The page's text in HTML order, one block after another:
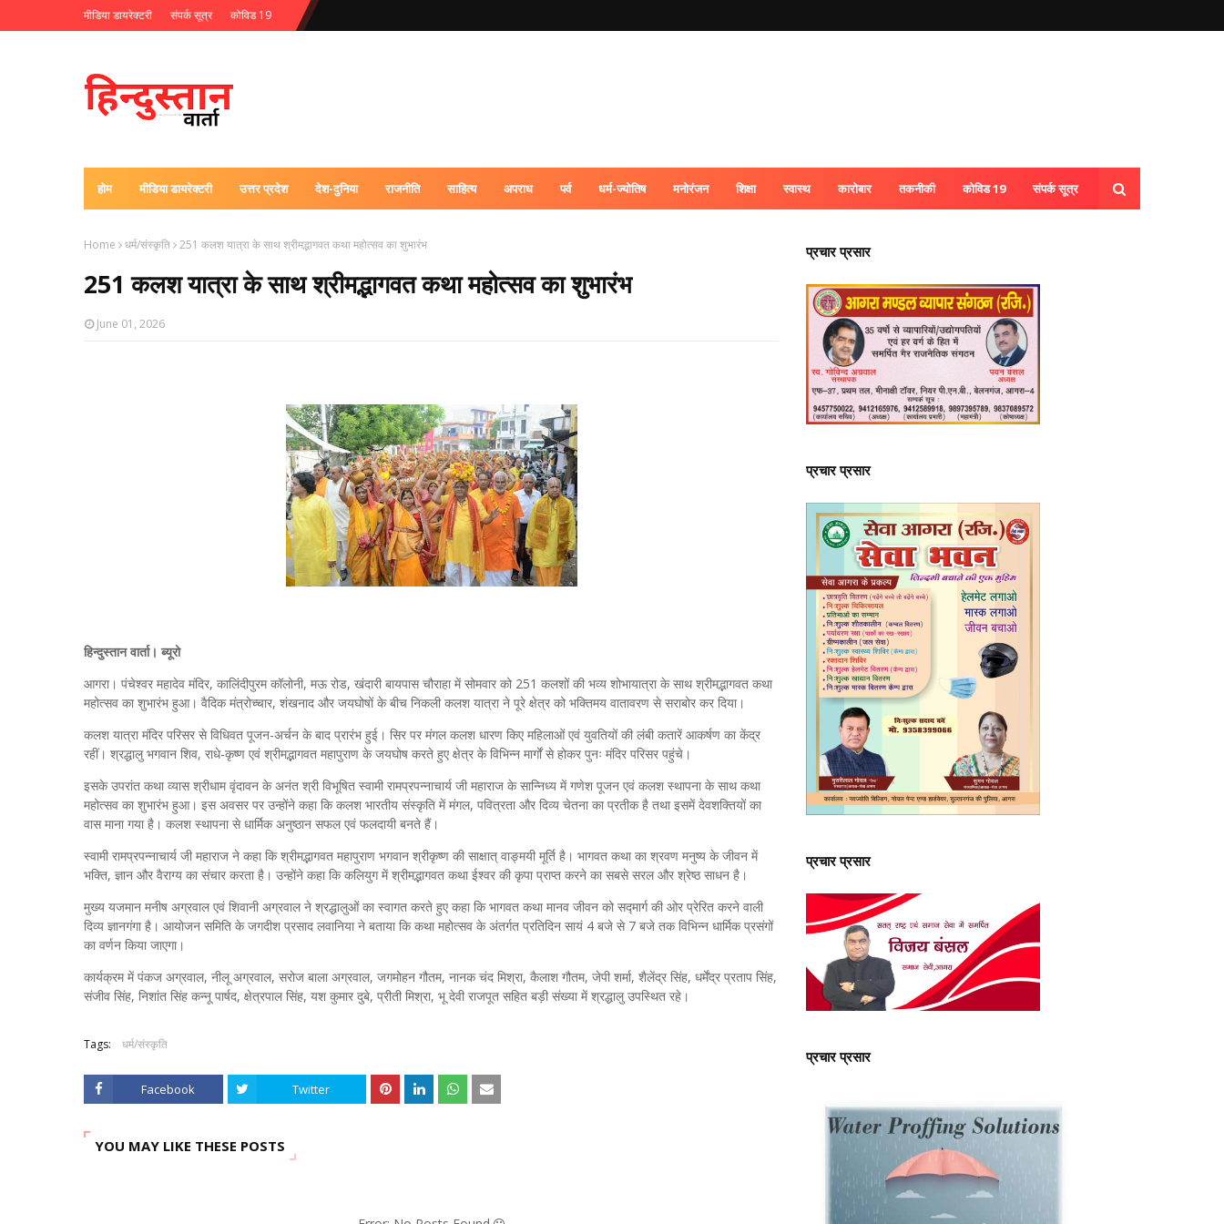
मीडिया डायरेक्टरी संपर्क सूत्र कोविड 19
होम मीडिया डायरेक्टरी उत्तर प्रदेश देश-दुनिया राजनीति साहित्य अपराध पर्व धर्म-ज्योतिष मनोरंजन शिक्षा स्वास्थ कारोबार तकनीकी कोविड 19 संपर्क सूत्र
Home धर्म/संस्कृति 251 कलश यात्रा के साथ श्रीमद्भागवत कथा महोत्सव का शुभारंभ
251 कलश यात्रा के साथ श्रीमद्भागवत कथा महोत्सव का शुभारंभ
June 01, 2026
हिन्दुस्तान वार्ता। ब्यूरो
आगरा। पंचेश्वर महादेव मंदिर, कालिंदीपुरम कॉलोनी, मऊ रोड, खंदारी बायपास चौराहा में सोमवार को 251 कलशों की भव्य शोभायात्रा के साथ श्रीमद्भागवत कथा
महोत्सव का शुभारंभ हुआ। वैदिक मंत्रोच्चार, शंखनाद और जयघोषों के बीच निकली कलश यात्रा ने पूरे क्षेत्र को भक्तिमय वातावरण से सराबोर कर दिया।
कलश यात्रा मंदिर परिसर से विधिवत पूजन-अर्चन के बाद प्रारंभ हुई। सिर पर मंगल कलश धारण किए महिलाओं एवं युवतियों की लंबी कतारें आकर्षण का केंद्र
रहीं। श्रद्धालु भगवान शिव, राधे-कृष्ण एवं श्रीमद्भागवत महापुराण के जयघोष करते हुए क्षेत्र के विभिन्न मार्गों से होकर पुनः मंदिर परिसर पहुंचे।
इसके उपरांत कथा व्यास श्रीधाम वृंदावन के अनंत श्री विभूषित स्वामी रामप्रपन्नाचार्य जी महाराज के सान्निध्य में गणेश पूजन एवं कलश स्थापना के साथ कथा
महोत्सव का शुभारंभ हुआ। इस अवसर पर उन्होंने कहा कि कलश भारतीय संस्कृति में मंगल, पवित्रता और दिव्य चेतना का प्रतीक है तथा इसमें देवशक्तियों का
वास माना गया है। कलश स्थापना से धार्मिक अनुष्ठान सफल एवं फलदायी बनते हैं।
स्वामी रामप्रपन्नाचार्य जी महाराज ने कहा कि श्रीमद्भागवत महापुराण भगवान श्रीकृष्ण की साक्षात् वाङ्मयी मूर्ति है। भागवत कथा का श्रवण मनुष्य के जीवन में
भक्ति, ज्ञान और वैराग्य का संचार करता है। उन्होंने कहा कि कलियुग में श्रीमद्भागवत कथा ईश्वर की कृपा प्राप्त करने का सबसे सरल और श्रेष्ठ साधन है।
मुख्य यजमान मनीष अग्रवाल एवं शिवानी अग्रवाल ने श्रद्धालुओं का स्वागत करते हुए कहा कि भागवत कथा मानव जीवन को सद्मार्ग की ओर प्रेरित करने वाली
दिव्य ज्ञानगंगा है। आयोजन समिति के जगदीश प्रसाद लवानिया ने बताया कि कथा महोत्सव के अंतर्गत प्रतिदिन सायं 4 बजे से 7 बजे तक विभिन्न धार्मिक प्रसंगों
का वर्णन किया जाएगा।
कार्यक्रम में पंकज अग्रवाल, नीलू अग्रवाल, सरोज बाला अग्रवाल, जगमोहन गौतम, नानक चंद मिश्रा, कैलाश गौतम, जेपी शर्मा, शैलेंद्र सिंह, धर्मेंद्र प्रताप सिंह,
संजीव सिंह, निशांत सिंह कन्नू पार्षद, क्षेत्रपाल सिंह, यश कुमार दुबे, प्रीती मिश्रा, भू देवी राजपूत सहित बड़ी संख्या में श्रद्धालु उपस्थित रहे।
Tags: धर्म/संस्कृति
Facebook Twitter
YOU MAY LIKE THESE POSTS
प्रचार प्रसार
प्रचार प्रसार
प्रचार प्रसार
प्रचार प्रसार